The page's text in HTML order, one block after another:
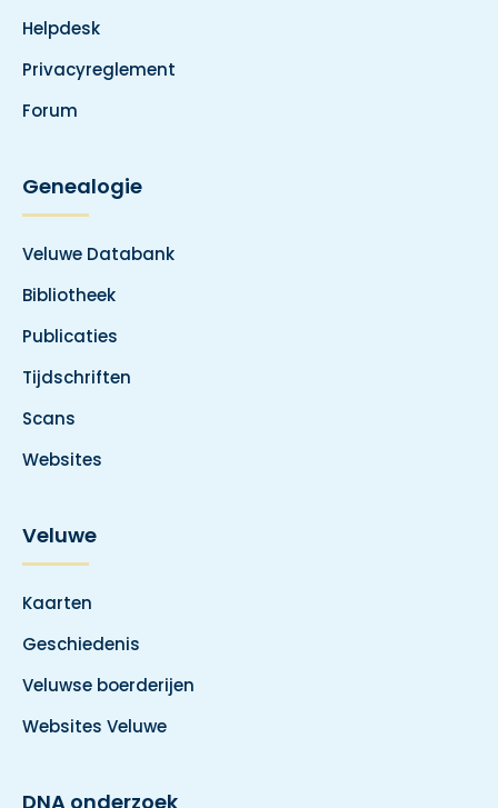
Helpdesk
Privacyreglement
Forum
Genealogie
Veluwe Databank
Bibliotheek
Publicaties
Tijdschriften
Scans
Websites
Veluwe
Kaarten
Geschiedenis
Veluwse boerderijen
Websites Veluwe
DNA onderzoek